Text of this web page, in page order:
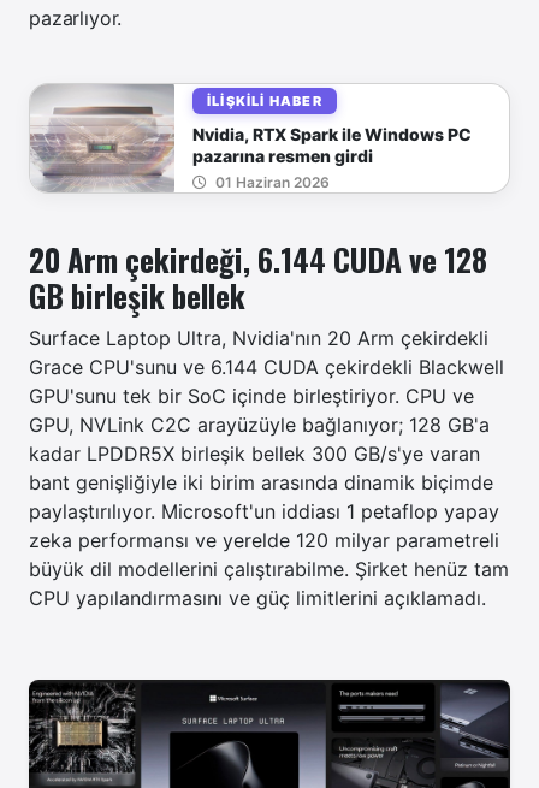
pazarlıyor.
İLIŞKILI HABER
Nvidia, RTX Spark ile Windows PC
pazarına resmen girdi
01 Haziran 2026
20 Arm çekirdeği, 6.144 CUDA ve 128
GB birleşik bellek
Surface Laptop Ultra, Nvidia'nın 20 Arm çekirdekli
Grace CPU'sunu ve 6.144 CUDA çekirdekli Blackwell
GPU'sunu tek bir SoC içinde birleştiriyor. CPU ve
GPU, NVLink C2C arayüzüyle bağlanıyor; 128 GB'a
kadar LPDDR5X birleşik bellek 300 GB/s'ye varan
bant genişliğiyle iki birim arasında dinamik biçimde
paylaştırılıyor. Microsoft'un iddiası 1 petaflop yapay
zeka performansı ve yerelde 120 milyar parametreli
büyük dil modellerini çalıştırabilme. Şirket henüz tam
CPU yapılandırmasını ve güç limitlerini açıklamadı.